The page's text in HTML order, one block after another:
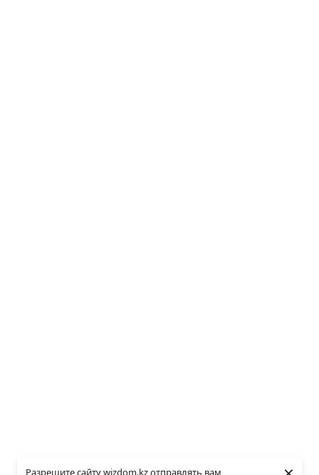
Разрешите сайту wizdom.kz отправлять вам